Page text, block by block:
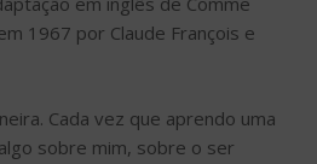
1967 por Claude François e
Cada vez que aprendo uma
sobre mim, sobre o ser